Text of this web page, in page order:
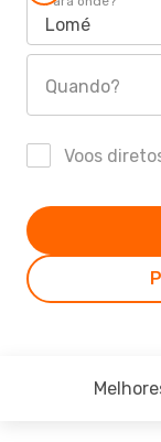
Lomé
Quando?
Voos